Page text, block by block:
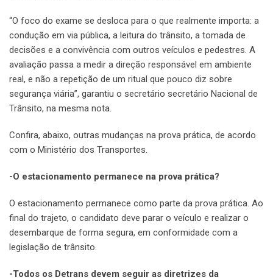
“O foco do exame se desloca para o que realmente importa: a
condução em via pública, a leitura do trânsito, a tomada de
decisões e a convivência com outros veículos e pedestres. A
avaliação passa a medir a direção responsável em ambiente
real, e não a repetição de um ritual que pouco diz sobre
segurança viária”, garantiu o secretário secretário Nacional de
Trânsito, na mesma nota.
Confira, abaixo, outras mudanças na prova prática, de acordo
com o Ministério dos Transportes.
-O estacionamento permanece na prova prática?
O estacionamento permanece como parte da prova prática. Ao
final do trajeto, o candidato deve parar o veículo e realizar o
desembarque de forma segura, em conformidade com a
legislação de trânsito.
-Todos os Detrans devem seguir as diretrizes da